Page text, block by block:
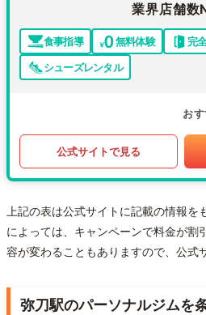
業界店舗数
食事指導 無料体験 完
シューズレンタル
お
公式サイトで見る
上記の表は公式サイトに記載の情報を
によっては、キャンペーンで料金が割
容が変わることもありますので、公式
弥刀駅のパーソナルジムを